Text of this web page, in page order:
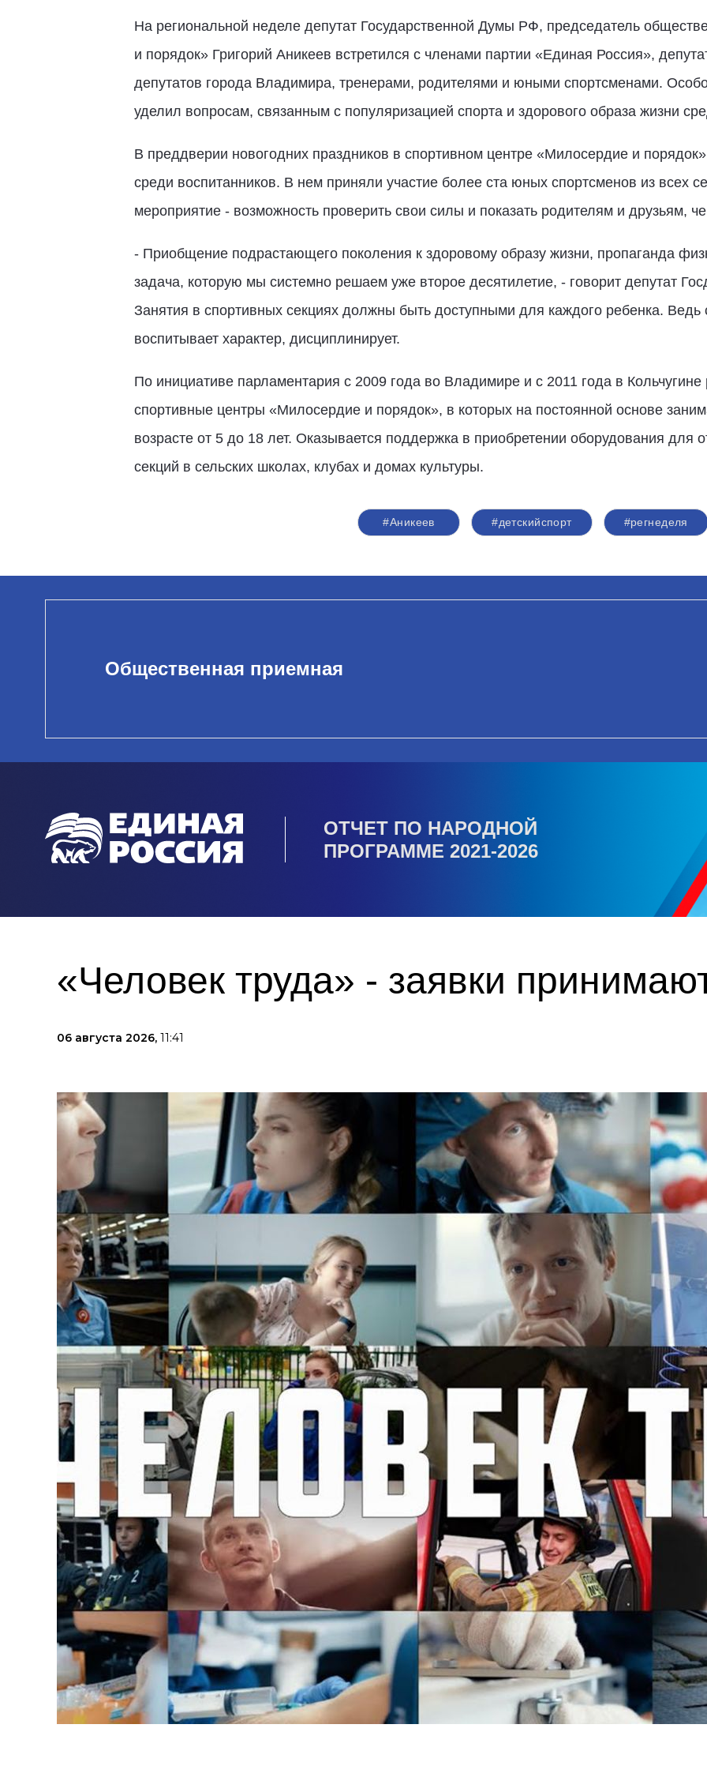
На региональной неделе депутат Государственной Думы РФ, председатель
и порядок» Григорий Аникеев встретился с членами партии «Единая Россия»,
депутатов города Владимира, тренерами, родителями и юными спортсменами.
уделил вопросам, связанным с популяризацией спорта и здорового образа жизни
В преддверии новогодних праздников в спортивном центре «Милосердие и
среди воспитанников. В нем приняли участие более ста юных спортсменов из всех
мероприятие - возможность проверить свои силы и показать родителям и друзьям,
- Приобщение подрастающего поколения к здоровому образу жизни, пропаганда
задача, которую мы системно решаем уже второе десятилетие, - говорит депутат
Занятия в спортивных секциях должны быть доступными для каждого ребенка. Ведь
воспитывает характер, дисциплинирует.
По инициативе парламентария с 2009 года во Владимире и с 2011 года в
спортивные центры «Милосердие и порядок», в которых на постоянной основе
возрасте от 5 до 18 лет. Оказывается поддержка в приобретении оборудования для
секций в сельских школах, клубах и домах культуры.
#Аникеев #детскийспорт #регнеделя
Общественная приемная
ОТЧЕТ ПО НАРОДНОЙ
ПРОГРАММЕ 2021-2026
«Человек труда» - заявки
06 августа 2026, 11:41